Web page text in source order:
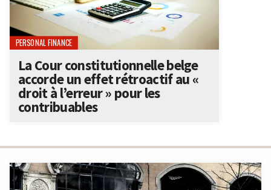
PERSONAL FINANCE
La Cour constitutionnelle belge
accorde un effet rétroactif au «
droit à l’erreur » pour les
contribuables